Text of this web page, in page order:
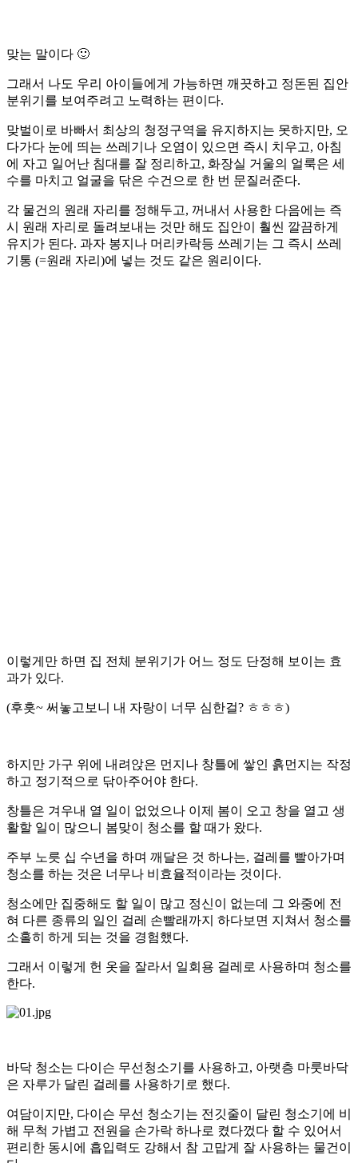
맞는 말이다 🙂
그래서 나도 우리 아이들에게 가능하면 깨끗하고 정돈된 집안
분위기를 보여주려고 노력하는 편이다.
맞벌이로 바빠서 최상의 청정구역을 유지하지는 못하지만, 오
다가다 눈에 띄는 쓰레기나 오염이 있으면 즉시 치우고, 아침
에 자고 일어난 침대를 잘 정리하고, 화장실 거울의 얼룩은 세
수를 마치고 얼굴을 닦은 수건으로 한 번 문질러준다.
각 물건의 원래 자리를 정해두고, 꺼내서 사용한 다음에는 즉
시 원래 자리로 돌려보내는 것만 해도 집안이 훨씬 깔끔하게
유지가 된다. 과자 봉지나 머리카락등 쓰레기는 그 즉시 쓰레
기통 (=원래 자리)에 넣는 것도 같은 원리이다.
이렇게만 하면 집 전체 분위기가 어느 정도 단정해 보이는 효
과가 있다.
(후흣~ 써놓고보니 내 자랑이 너무 심한걸? ㅎㅎㅎ)
하지만 가구 위에 내려앉은 먼지나 창틀에 쌓인 흙먼지는 작정
하고 정기적으로 닦아주어야 한다.
창틀은 겨우내 열 일이 없었으나 이제 봄이 오고 창을 열고 생
활할 일이 많으니 봄맞이 청소를 할 때가 왔다.
주부 노릇 십 수년을 하며 깨달은 것 하나는, 걸레를 빨아가며
청소를 하는 것은 너무나 비효율적이라는 것이다.
청소에만 집중해도 할 일이 많고 정신이 없는데 그 와중에 전
혀 다른 종류의 일인 걸레 손빨래까지 하다보면 지쳐서 청소를
소홀히 하게 되는 것을 경험했다.
그래서 이렇게 헌 옷을 잘라서 일회용 걸레로 사용하며 청소를
한다.
바닥 청소는 다이슨 무선청소기를 사용하고, 아랫층 마룻바닥
은 자루가 달린 걸레를 사용하기로 했다.
여담이지만, 다이슨 무선 청소기는 전깃줄이 달린 청소기에 비
해 무척 가볍고 전원을 손가락 하나로 켰다껐다 할 수 있어서
편리한 동시에 흡입력도 강해서 참 고맙게 잘 사용하는 물건이